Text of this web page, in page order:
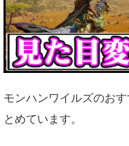
モンハンワイルズのお
とめています。